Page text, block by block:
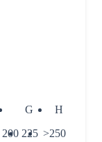
G
H
200 225 >250